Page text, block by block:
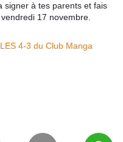
signer à tes parents et fais
17 novembre.